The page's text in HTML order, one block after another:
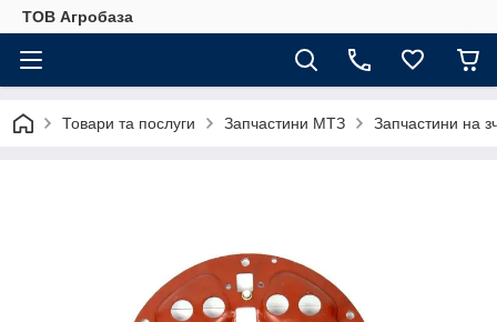
ТОВ Агробаза
Товари та послуги Запчастини МТЗ Запчастини на